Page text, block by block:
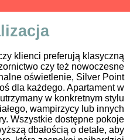
klienci preferują klasyczną
czy też nowoczesne
oświetlenie, Silver Point
dla każdego. Apartament w
w konkretnym stylu
wampirzycy lub innych
Wszystkie dostępne pokoje
dbałością o detale, aby